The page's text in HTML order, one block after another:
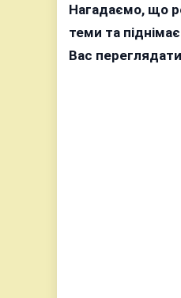
Нагадаємо, що
теми та
Вас